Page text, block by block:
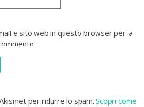
e sito web in questo browser per la
per ridurre lo spam.Scopri come